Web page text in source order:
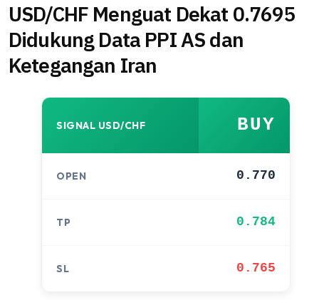
USD/CHF Menguat Dekat 0.7695
Didukung Data PPI AS dan
Ketegangan Iran
SIGNAL USD/CHF BUY
OPEN 0.770
TP 0.784
SL 0.765